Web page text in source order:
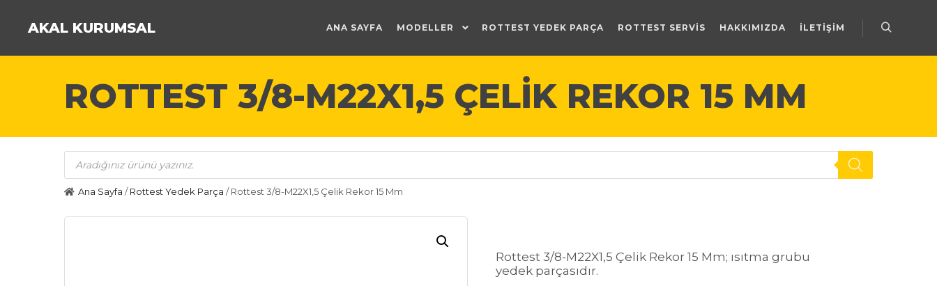
AKAL KURUMSAL ANA SAYFA MODELLER ROTTEST YEDEK PARÇA ROTTEST SERVIS HAKKIMIZDA
İLETIŞIM
ROTTEST 3/8-M22X1,5 ÇELIK REKOR 15 MM
Products
search
Ana Sayfa /Rottest Yedek Parça / Rottest 3/8-M22X1,5 Çelik Rekor 15 Mm
Rottest 3/8-M22X1,5 Çelik Rekor 15 Mm; ısıtma grubu
yedek parçasıdır.